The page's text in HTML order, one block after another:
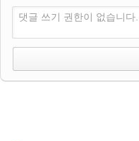
댓글 쓰기 권한이 없습니